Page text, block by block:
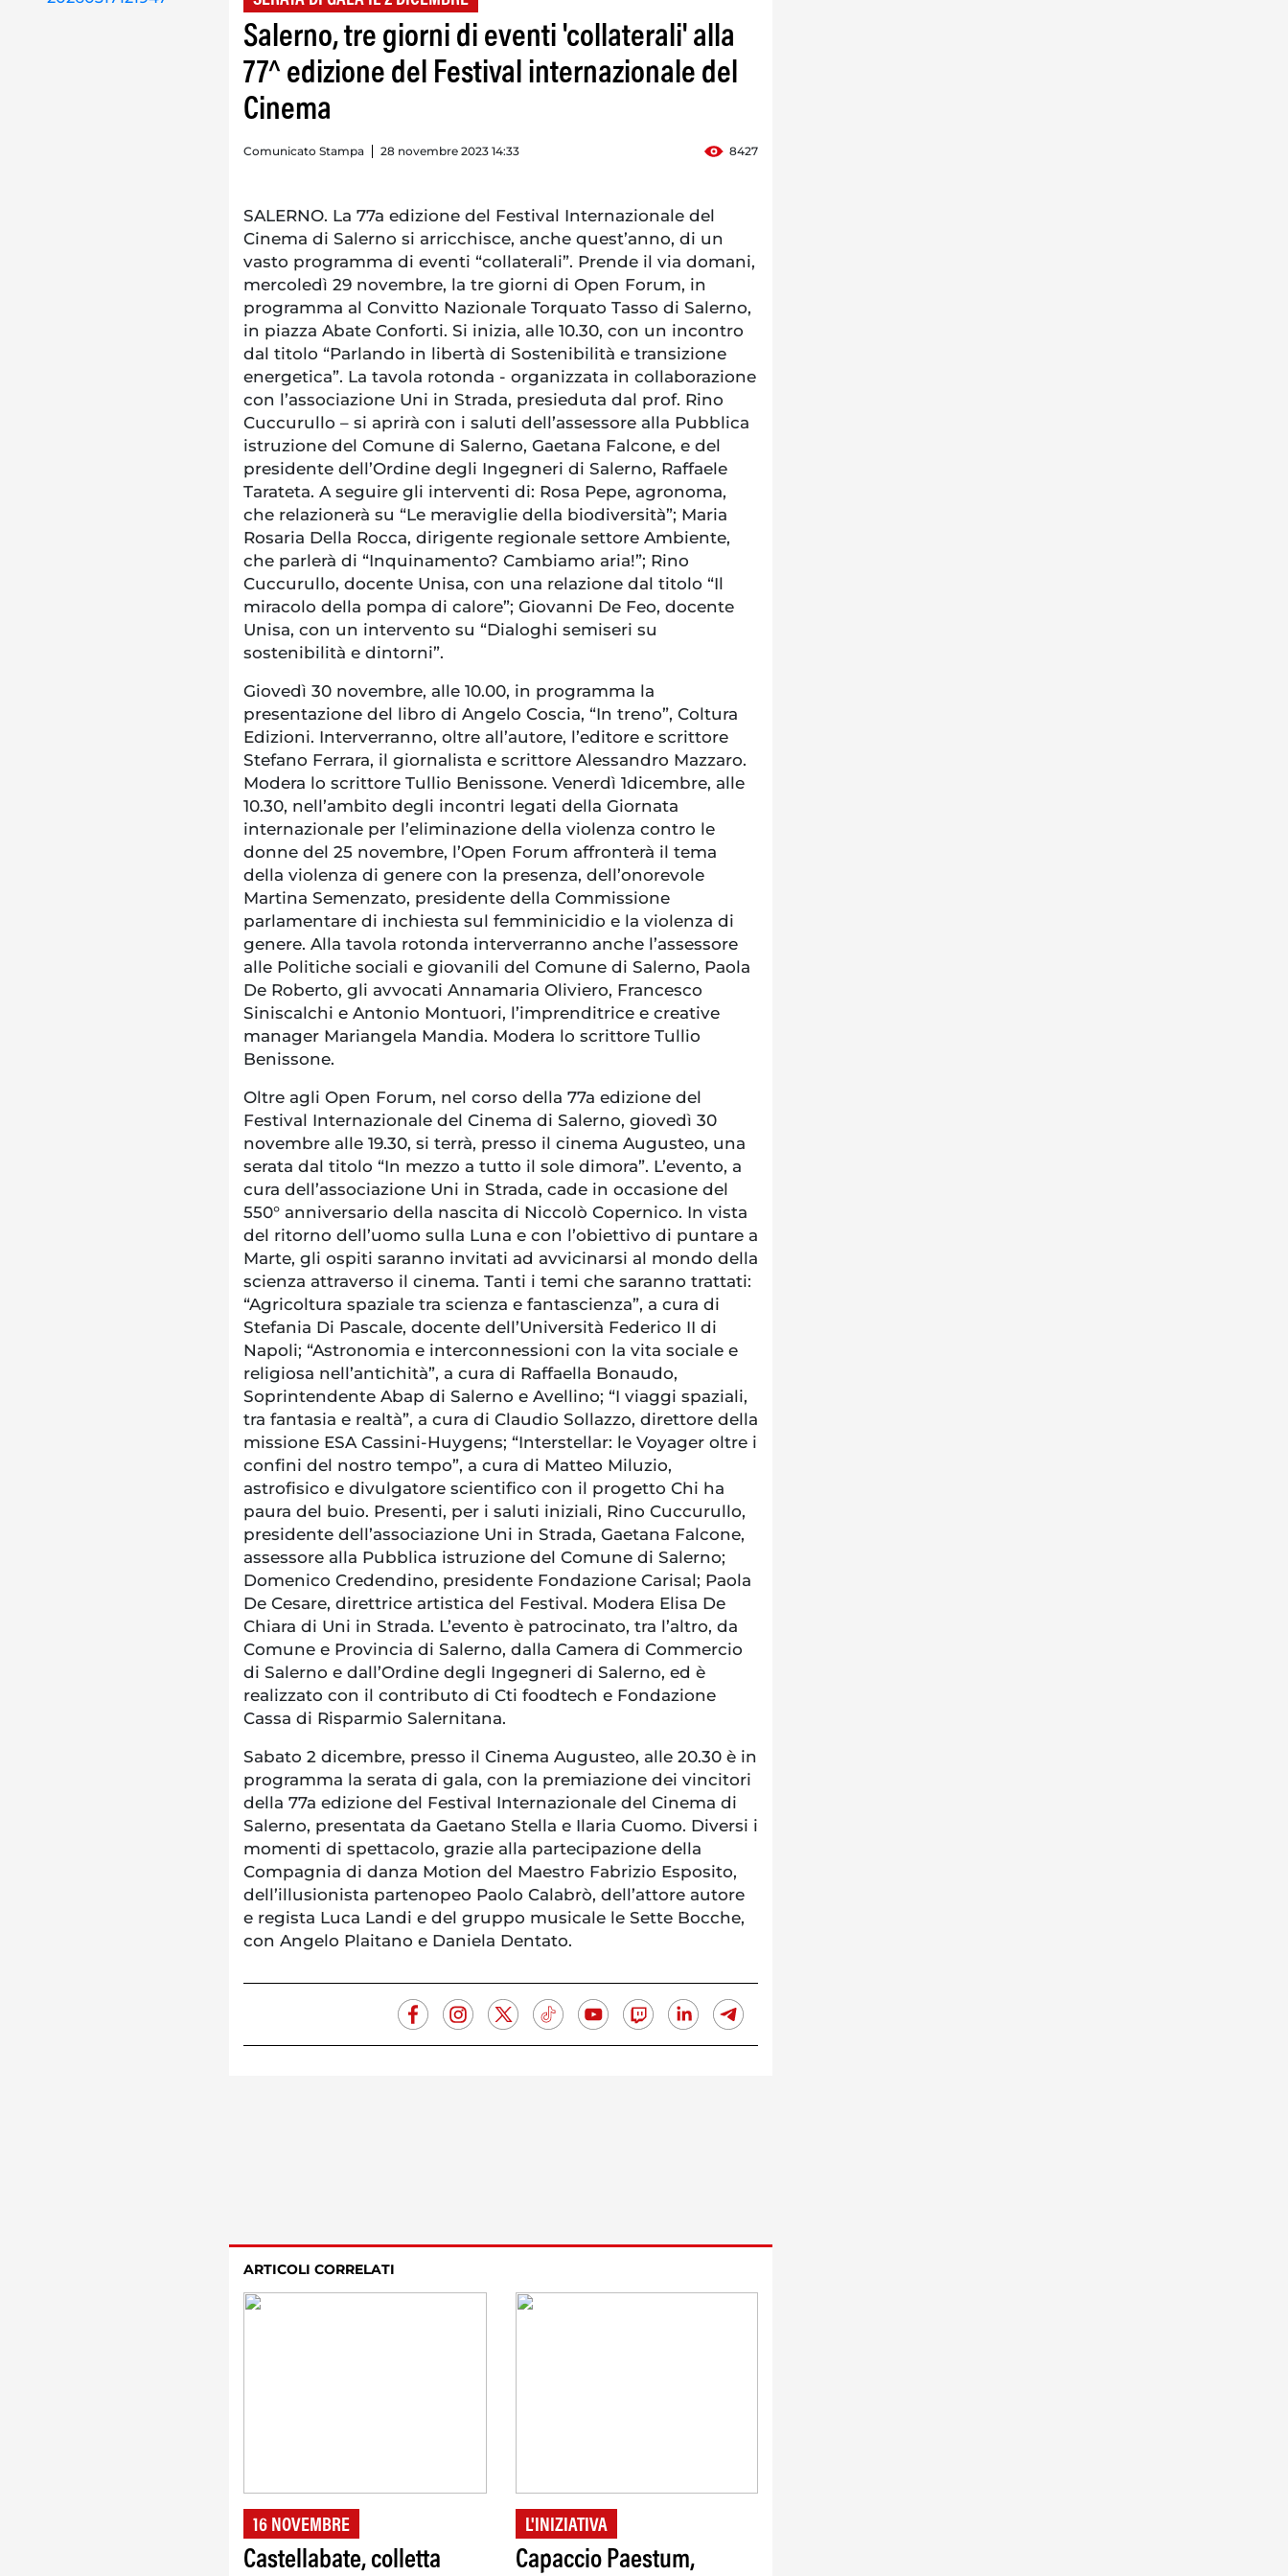
Salerno, tre giorni di eventi 'collaterali' alla
77^ edizione del Festival internazionale del
Cinema
Comunicato Stampa 28 novembre 2023 14:33 8427
SALERNO. La 77a edizione del Festival Internazionale del
Cinema di Salerno si arricchisce, anche quest’anno, di un
vasto programma di eventi “collaterali”. Prende il via domani,
mercoledì 29 novembre, la tre giorni di Open Forum, in
programma al Convitto Nazionale Torquato Tasso di Salerno,
in piazza Abate Conforti. Si inizia, alle 10.30, con un incontro
dal titolo “Parlando in libertà di Sostenibilità e transizione
energetica”. La tavola rotonda - organizzata in collaborazione
con l’associazione Uni in Strada, presieduta dal prof. Rino
Cuccurullo – si aprirà con i saluti dell’assessore alla Pubblica
istruzione del Comune di Salerno, Gaetana Falcone, e del
presidente dell’Ordine degli Ingegneri di Salerno, Raffaele
Tarateta. A seguire gli interventi di: Rosa Pepe, agronoma,
che relazionerà su “Le meraviglie della biodiversità”; Maria
Rosaria Della Rocca, dirigente regionale settore Ambiente,
che parlerà di “Inquinamento? Cambiamo aria!”; Rino
Cuccurullo, docente Unisa, con una relazione dal titolo “Il
miracolo della pompa di calore”; Giovanni De Feo, docente
Unisa, con un intervento su “Dialoghi semiseri su
sostenibilità e dintorni”.
Giovedì 30 novembre, alle 10.00, in programma la
presentazione del libro di Angelo Coscia, “In treno”, Coltura
Edizioni. Interverranno, oltre all’autore, l’editore e scrittore
Stefano Ferrara, il giornalista e scrittore Alessandro Mazzaro.
Modera lo scrittore Tullio Benissone. Venerdì 1dicembre, alle
10.30, nell’ambito degli incontri legati della Giornata
internazionale per l’eliminazione della violenza contro le
donne del 25 novembre, l’Open Forum affronterà il tema
della violenza di genere con la presenza, dell’onorevole
Martina Semenzato, presidente della Commissione
parlamentare di inchiesta sul femminicidio e la violenza di
genere. Alla tavola rotonda interverranno anche l’assessore
alle Politiche sociali e giovanili del Comune di Salerno, Paola
De Roberto, gli avvocati Annamaria Oliviero, Francesco
Siniscalchi e Antonio Montuori, l’imprenditrice e creative
manager Mariangela Mandia. Modera lo scrittore Tullio
Benissone.
Oltre agli Open Forum, nel corso della 77a edizione del
Festival Internazionale del Cinema di Salerno, giovedì 30
novembre alle 19.30, si terrà, presso il cinema Augusteo, una
serata dal titolo “In mezzo a tutto il sole dimora”. L’evento, a
cura dell’associazione Uni in Strada, cade in occasione del
550° anniversario della nascita di Niccolò Copernico. In vista
del ritorno dell’uomo sulla Luna e con l’obiettivo di puntare a
Marte, gli ospiti saranno invitati ad avvicinarsi al mondo della
scienza attraverso il cinema. Tanti i temi che saranno trattati:
“Agricoltura spaziale tra scienza e fantascienza”, a cura di
Stefania Di Pascale, docente dell’Università Federico II di
Napoli; “Astronomia e interconnessioni con la vita sociale e
religiosa nell’antichità”, a cura di Raffaella Bonaudo,
Soprintendente Abap di Salerno e Avellino; “I viaggi spaziali,
tra fantasia e realtà”, a cura di Claudio Sollazzo, direttore della
missione ESA Cassini-Huygens; “Interstellar: le Voyager oltre i
confini del nostro tempo”, a cura di Matteo Miluzio,
astrofisico e divulgatore scientifico con il progetto Chi ha
paura del buio. Presenti, per i saluti iniziali, Rino Cuccurullo,
presidente dell’associazione Uni in Strada, Gaetana Falcone,
assessore alla Pubblica istruzione del Comune di Salerno;
Domenico Credendino, presidente Fondazione Carisal; Paola
De Cesare, direttrice artistica del Festival. Modera Elisa De
Chiara di Uni in Strada. L’evento è patrocinato, tra l’altro, da
Comune e Provincia di Salerno, dalla Camera di Commercio
di Salerno e dall’Ordine degli Ingegneri di Salerno, ed è
realizzato con il contributo di Cti foodtech e Fondazione
Cassa di Risparmio Salernitana.
Sabato 2 dicembre, presso il Cinema Augusteo, alle 20.30 è in
programma la serata di gala, con la premiazione dei vincitori
della 77a edizione del Festival Internazionale del Cinema di
Salerno, presentata da Gaetano Stella e Ilaria Cuomo. Diversi i
momenti di spettacolo, grazie alla partecipazione della
Compagnia di danza Motion del Maestro Fabrizio Esposito,
dell’illusionista partenopeo Paolo Calabrò, dell’attore autore
e regista Luca Landi e del gruppo musicale le Sette Bocche,
con Angelo Plaitano e Daniela Dentato.
ARTICOLI CORRELATI
16 NOVEMBRE
Castellabate, colletta
L'INIZIATIVA
Capaccio Paestum,